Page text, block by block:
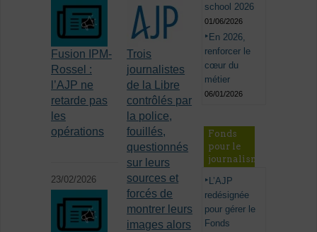
Fusion IPM-
Rossel :
l’AJP ne
retarde pas
les
opérations
Trois
journalistes
de la Libre
contrôlés par
la police,
fouillés,
questionnés
sur leurs
sources et
forcés de
montrer leurs
images alors
23/02/2026
school 2026
01/06/2026
En 2026,
renforcer le
cœur du
métier
06/01/2026
Fonds
pour le
journalisme
L’AJP
redésignée
pour gérer le
Fonds